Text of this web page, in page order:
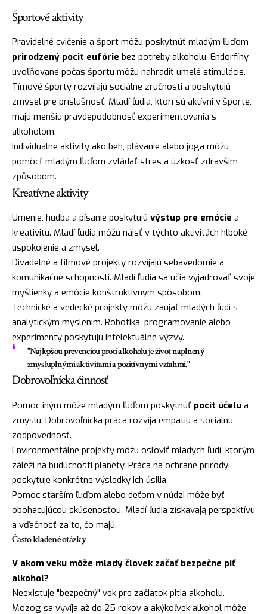
Športové aktivity
Pravidelné cvičenie a šport môžu poskytnúť mladým ľuďom
prirodzený pocit eufórie bez potreby alkoholu. Endorfíny
uvoľňované počas športu môžu nahradiť umelé stimulácie.
Tímové športy rozvíjajú sociálne zručnosti a poskytujú
zmysel pre príslušnosť. Mladí ľudia, ktorí sú aktívni v športe,
majú menšiu pravdepodobnosť experimentovania s
alkoholom.
Individuálne aktivity ako beh, plávanie alebo joga môžu
pomôcť mladým ľuďom zvládať stres a úzkosť zdravším
způsobom.
Kreatívne aktivity
Umenie, hudba a písanie poskytujú výstup pre emócie a
kreativitu. Mladí ľudia môžu nájsť v týchto aktivitách hlboké
uspokojenie a zmysel.
Divadelné a filmové projekty rozvíjajú sebavedomie a
komunikačné schopnosti. Mladí ľudia sa učia vyjadrovať svoje
myšlienky a emócie konštruktívnym spôsobom.
Technické a vedecké projekty môžu zaujať mladých ľudí s
analytickým myslením. Robotika, programovanie alebo
experimenty poskytujú intelektuálne výzvy.
"Najlepšou prevenciou proti alkoholu je život naplnený
zmysluplnými aktivitami a pozitívnymi vzťahmi."
Dobrovoľnícka činnosť
Pomoc iným môže mladým ľuďom poskytnúť pocit účelu a
zmyslu. Dobrovoľnícka práca rozvíja empatiu a sociálnu
zodpovednosť.
Environmentálne projekty môžu osloviť mladých ľudí, ktorým
záleží na budúcnosti planéty. Práca na ochrane prírody
poskytuje konkrétne výsledky ich úsilia.
Pomoc starším ľuďom alebo deťom v núdzi môže byť
obohacujúcou skúsenosťou. Mladí ľudia získavają perspektívu
a vďačnosť za to, čo majú.
Často kladené otázky
V akom veku môže mladý človek začať bezpečne piť
alkohol?
Neexistuje "bezpečný" vek pre začiatok pitia alkoholu.
Mozog sa vyvíja až do 25 rokov a akýkoľvek alkohol môže